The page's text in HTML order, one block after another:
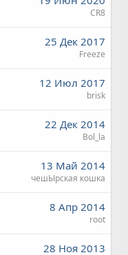
CR8
25 Дек 2017
Freeze
12 Июл 2017
brisk
22 Дек 2014
Bol_la
13 Май 2014
чешЫрская кошка
8 Апр 2014
root
28 Ноя 2013